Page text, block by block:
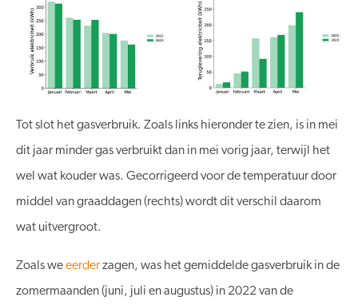
Tot slot het gasverbruik. Zoals links hieronder te zien, is in mei
dit jaar minder gas verbruikt dan in mei vorig jaar, terwijl het
wel wat kouder was. Gecorrigeerd voor de temperatuur door
middel van graaddagen (rechts) wordt dit verschil daarom
wat uitvergroot.
Zoals weeerderzagen, was het gemiddelde gasverbruik in de
zomermaanden (juni, juli en augustus) in 2022 van de